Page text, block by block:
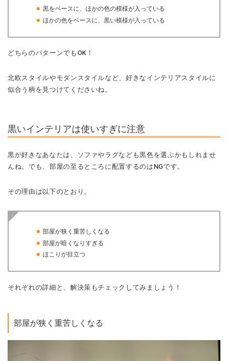
黒をベースに、ほかの色の模様が入っている
ほかの色をベースに、黒い模様が入っている
どちらのパターンでもOK！
北欧スタイルやモダンスタイルなど、好きなインテリアスタイルに
似合う柄を見つけてくださいね。
黒いインテリアは使いすぎに注意
黒が好きなあなたは、ソファやラグなども黒色を選ぶかもしれませ
んね。でも、部屋の至るところに配置するのはNGです。
その理由は以下のとおり。
部屋が狭く重苦しくなる
部屋が暗くなりすぎる
ほこりが目立つ
それぞれの詳細と、解決策もチェックしてみましょう！
部屋が狭く重苦しくなる